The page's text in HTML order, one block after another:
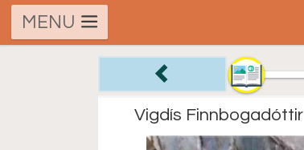
MENU
Vigdís Finnbogadóttir